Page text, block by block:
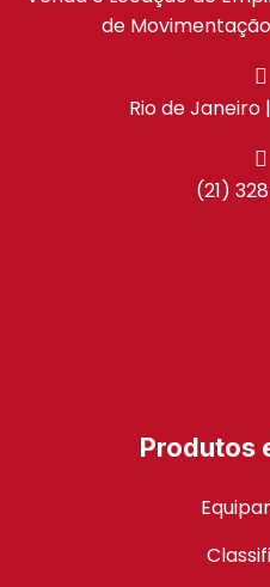
de
Rio de
(21)
Produtos